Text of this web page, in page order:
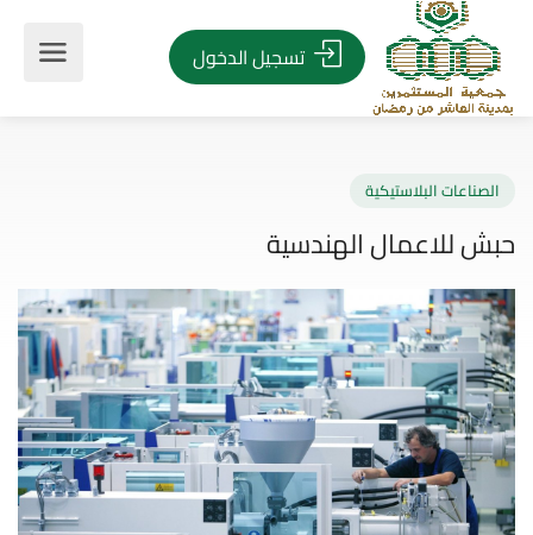
تسجيل الدخول
البلاستيكية
للاعمال الهندسية